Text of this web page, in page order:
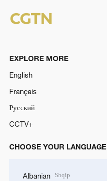
EXPLORE MORE
English
Français
Русский
CCTV+
CHOOSE YOUR LANGUAGE
Albanian Shqip